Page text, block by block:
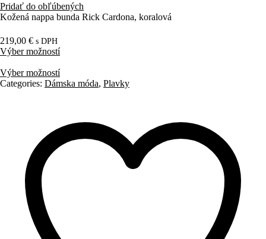
Pridať do obľúbených
Kožená nappa bunda Rick Cardona, koralová
219,00 € s DPH
Výber možností
Výber možností
Categories: Dámska móda, Plavky